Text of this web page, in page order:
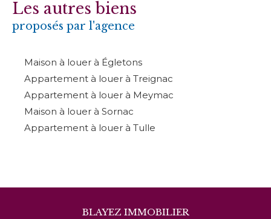
Les autres biens
proposés par l'agence
Maison à louer à Égletons
Appartement à louer à Treignac
Appartement à louer à Meymac
Maison à louer à Sornac
Appartement à louer à Tulle
BLAYEZ IMMOBILIER